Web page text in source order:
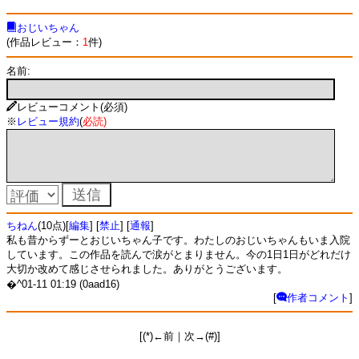
おじいちゃん
(作品レビュー： 1件)
名前:
レビューコメント(必須)
※ レビュー規約(必読)
ちねん(10点)[編集] [禁止] [通報]
私も昔からずーとおじいちゃん子です。わたしのおじいちゃんもいま入院
しています。この作品を読んで涙がとまりません。今の1日1日がどれだけ
大切か改めて感じさせられました。ありがとうございます。
�^01-11 01:19 (0aad16)
[
作者コメント ]
[(*)←前｜次→(#)]